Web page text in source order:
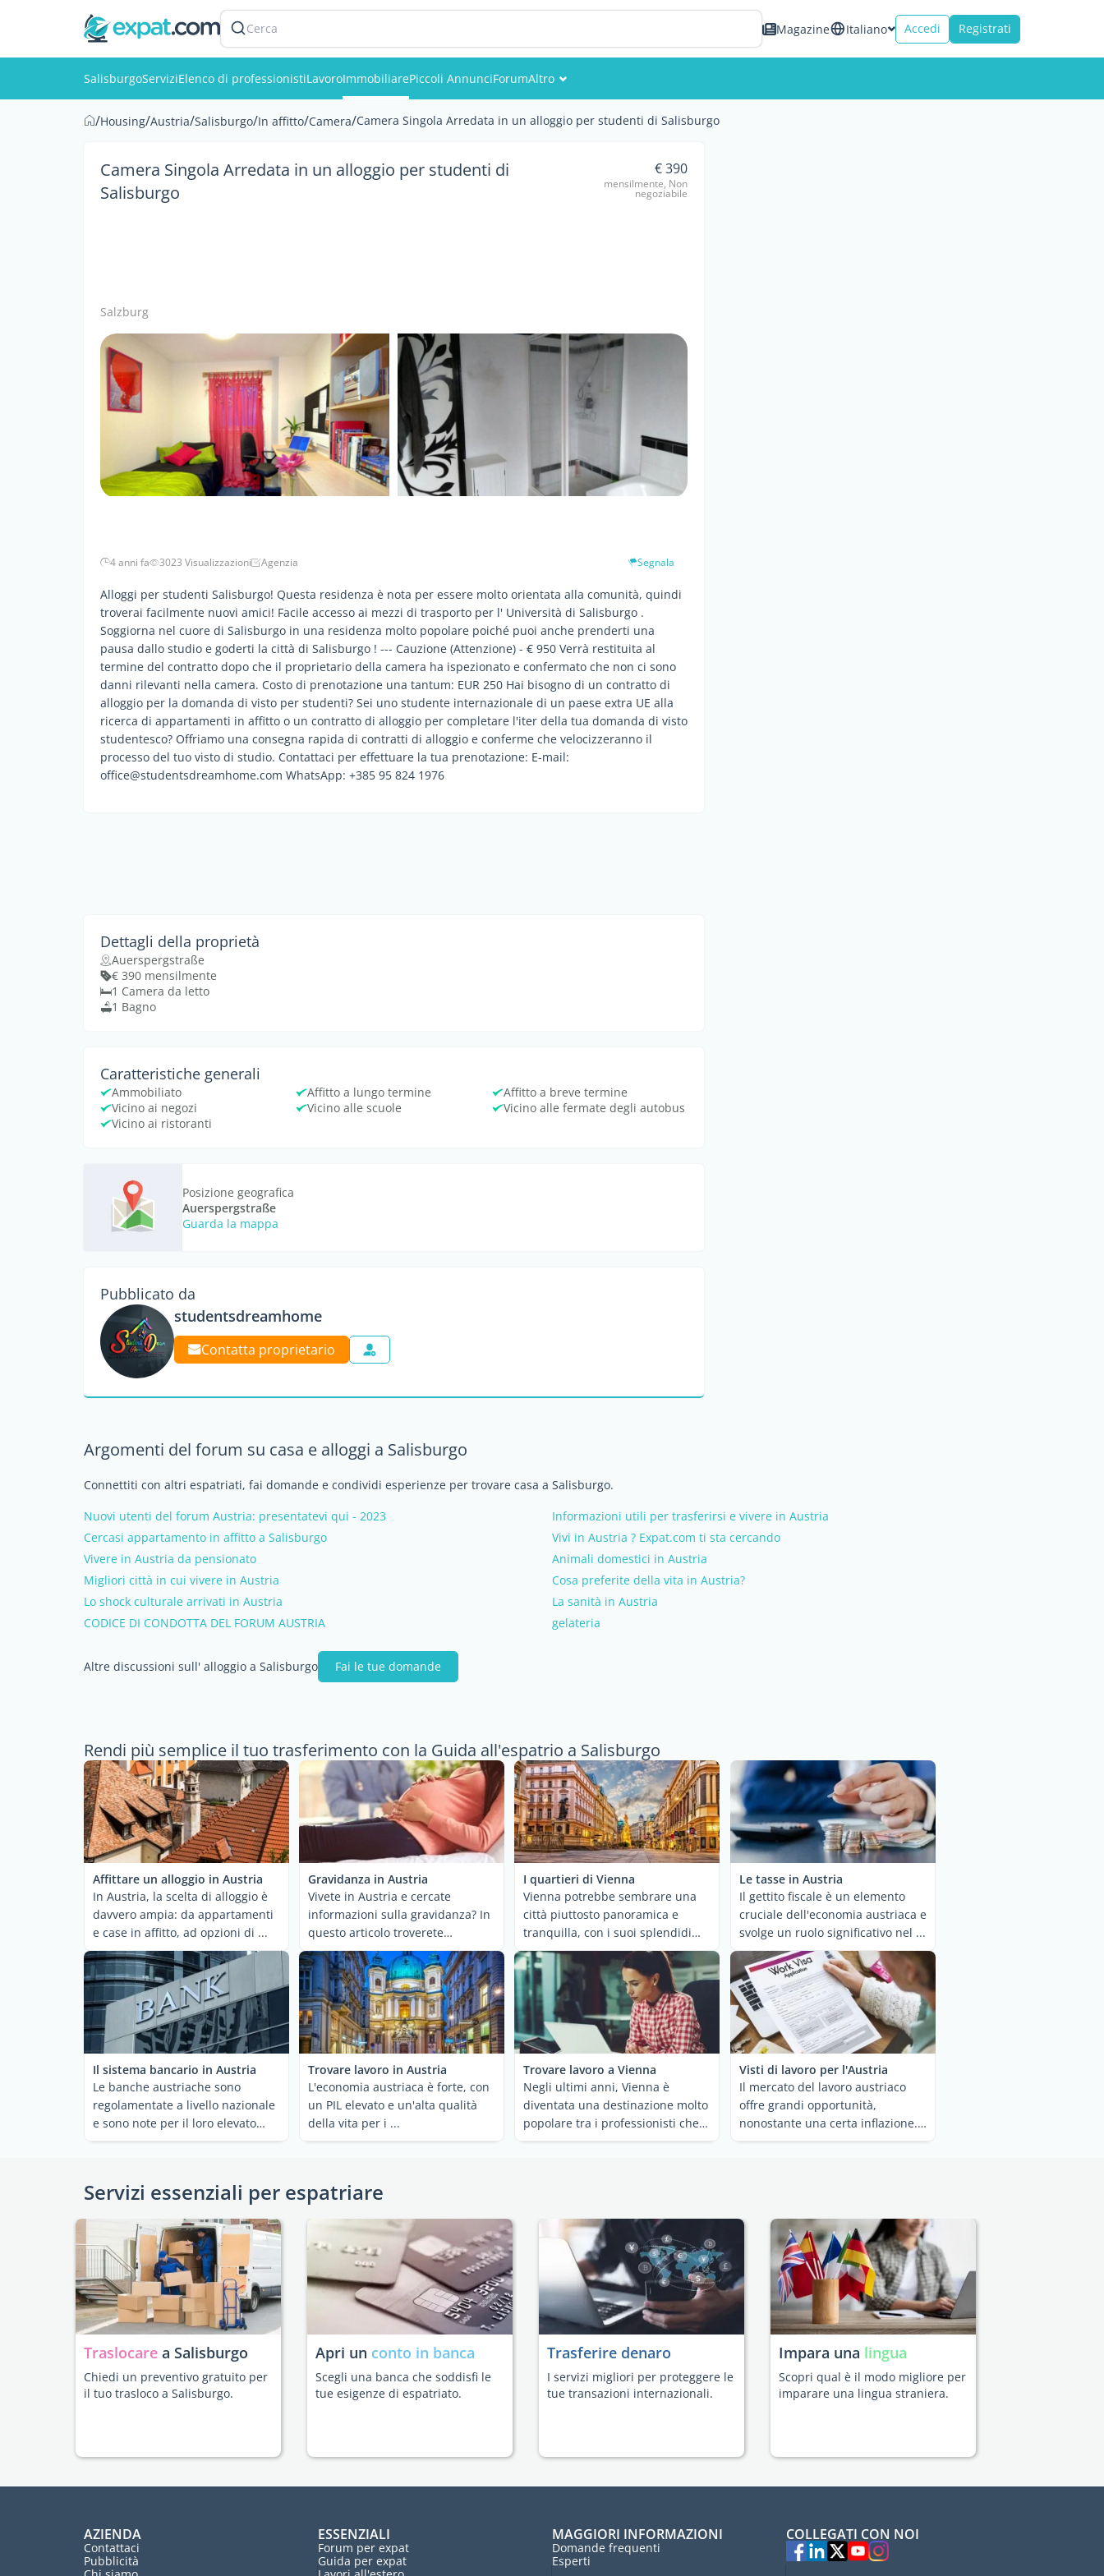
Cerca Magazine Italiano Accedi Registrati
SalisburgoServiziElenco di professionistiLavoroImmobiliarePiccoli AnnunciForumAltro
Eventi
/Housing/Austria/Salisburgo/In affitto/Camera/Camera Singola Arredata in un alloggio per studenti di Salisburgo
Camera Singola Arredata in un alloggio per studenti di
Salisburgo
Salzburg
€ 390
mensilmente, Non
negoziabile
4 anni fa 3023 Visualizzazioni Agenzia Segnala
Alloggi per studenti Salisburgo! Questa residenza è nota per essere molto orientata alla comunità, quindi
troverai facilmente nuovi amici! Facile accesso ai mezzi di trasporto per l' Università di Salisburgo .
Soggiorna nel cuore di Salisburgo in una residenza molto popolare poiché puoi anche prenderti una
pausa dallo studio e goderti la città di Salisburgo ! --- Cauzione (Attenzione) - € 950 Verrà restituita al
termine del contratto dopo che il proprietario della camera ha ispezionato e confermato che non ci sono
danni rilevanti nella camera. Costo di prenotazione una tantum: EUR 250 Hai bisogno di un contratto di
alloggio per la domanda di visto per studenti? Sei uno studente internazionale di un paese extra UE alla
ricerca di appartamenti in affitto o un contratto di alloggio per completare l'iter della tua domanda di visto
studentesco? Offriamo una consegna rapida di contratti di alloggio e conferme che velocizzeranno il
processo del tuo visto di studio. Contattaci per effettuare la tua prenotazione: E-mail:
office@studentsdreamhome.com WhatsApp: +385 95 824 1976
Dettagli della proprietà
Auerspergstraße
€ 390 mensilmente
1 Camera da letto
1 Bagno
Caratteristiche generali
Ammobiliato Affitto a lungo termine
Affitto a breve termine
Vicino ai negozi
Vicino alle scuole
Vicino alle fermate degli autobus
Vicino ai ristoranti
Posizione geografica
Auerspergstraße
Guarda la mappa
Pubblicato da
studentsdreamhome
Contatta proprietario
Argomenti del forum su casa e alloggi a Salisburgo
Connettiti con altri espatriati, fai domande e condividi esperienze per trovare casa a Salisburgo.
Nuovi utenti del forum Austria: presentatevi qui - 2023
Informazioni utili per trasferirsi e vivere in Austria
Cercasi appartamento in affitto a Salisburgo
Vivi in Austria ? Expat.com ti sta cercando
Vivere in Austria da pensionato
Animali domestici in Austria
Migliori città in cui vivere in Austria
Cosa preferite della vita in Austria?
Lo shock culturale arrivati in Austria
La sanità in Austria
CODICE DI CONDOTTA DEL FORUM AUSTRIA
gelateria
Altre discussioni sull' alloggio a Salisburgo Fai le tue domande
Rendi più semplice il tuo trasferimento con la Guida all'espatrio a Salisburgo
Affittare un alloggio in Austria
In Austria, la scelta di alloggio è
davvero ampia: da appartamenti
e case in affitto, ad opzioni di ...
Gravidanza in Austria
Vivete in Austria e cercate
informazioni sulla gravidanza? In
questo articolo troverete
informazioni su tutto ...
I quartieri di Vienna
Vienna potrebbe sembrare una
città piuttosto panoramica e
tranquilla, con i suoi splendidi
edifici storici ...
Le tasse in Austria
Il gettito fiscale è un elemento
cruciale dell'economia austriaca e
svolge un ruolo significativo nel ...
Il sistema bancario in Austria
Le banche austriache sono
regolamentate a livello nazionale
e sono note per il loro elevato
livello di sicurezza, ...
Trovare lavoro in Austria
L'economia austriaca è forte, con
un PIL elevato e un'alta qualità
della vita per i ...
Trovare lavoro a Vienna
Negli ultimi anni, Vienna è
diventata una destinazione molto
popolare tra i professionisti che
desiderano ...
Visti di lavoro per l'Austria
Il mercato del lavoro austriaco
offre grandi opportunità,
nonostante una certa inflazione.
La situazione ...
Servizi essenziali per espatriare
Traslocare a Salisburgo
Chiedi un preventivo gratuito per
il tuo trasloco a Salisburgo.
Apri un conto in banca
Scegli una banca che soddisfi le
tue esigenze di espatriato.
Trasferire denaro
I servizi migliori per proteggere le
tue transazioni internazionali.
Impara una lingua
Scopri qual è il modo migliore per
imparare una lingua straniera.
AZIENDA
Contattaci
Pubblicità
ESSENZIALI
Forum per expat
Guida per expat
MAGGIORI INFORMAZIONI
Domande frequenti
Esperti
COLLEGATI CON NOI